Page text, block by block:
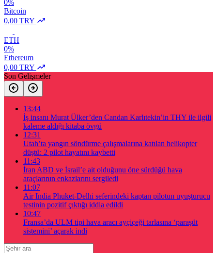
0%
Bitcoin
0,00 TRY
ETH
0%
Ethereum
0,00 TRY
Son Gelişmeler
13:44
İş insanı Murat Ülker’den Candan Karlıtekin’in THY ile ilgili
kaleme aldığı kitaba övgü
12:31
Utah’ta yangın söndürme çalışmalarına katılan helikopter
düştü: 2 pilot hayatını kaybetti
11:43
İran ABD ve İsrail’e ait olduğunu öne sürdüğü hava
araçlarının enkazlarını sergiledi
11:07
Air India Phuket-Delhi seferindeki kaptan pilotun uyuşturucu
testinin pozitif çıktığı iddia edildi
10:47
Fransa’da ULM tipi hava aracı ayçiçeği tarlasına ‘paraşüt
sistemini’ açarak indi